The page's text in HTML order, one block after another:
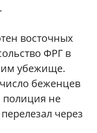
восточных
ФРГ в
им убежище.
беженцев
полиция не
через